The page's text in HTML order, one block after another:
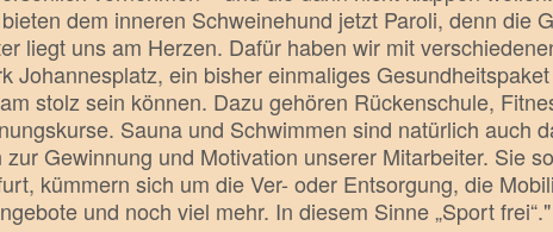
dem inneren Schweinehund jetzt Paroli, denn die
liegt uns am Herzen. Dafür haben wir mit
Johannesplatz, ein bisher einmaliges
stolz sein können. Dazu gehören Rückenschule,
Sauna und Schwimmen sind natürlich auch
zur Gewinnung und Motivation unserer Mitarbeiter. Sie
kümmern sich um die Ver- oder Entsorgung, die
und noch viel mehr. In diesem Sinne „Sport frei“."